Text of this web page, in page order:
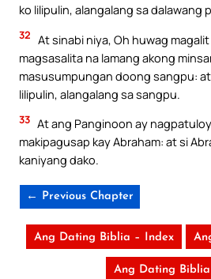
ko lilipulin, alangalang sa dalawang
32 At sinabi niya, Oh huwag
magsasalita na lamang akong
masusumpungan doong sangpu:
lilipulin, alangalang sa sangpu.
33 At ang Panginoon ay
makipagusap kay Abraham: at si
kaniyang dako.
← Previous Chapter
Ang Dating Biblia – Index
Ang Dating